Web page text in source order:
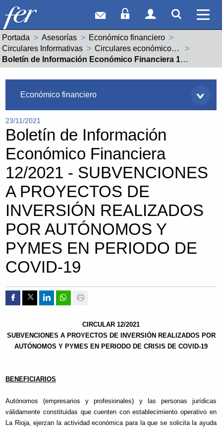
Correo webAcceso Socios
Acceso
Portada Asesorías
Económico financiero
Circulares Informativas
Circulares económico financieras año 2021
Actual:
Boletín de Información Económico Financiera 12/2021 - SUBVENCIONES A PROYECTOS DE INVERSIÓN REALIZADOS POR AUTÓNOMOS Y PYMES EN PERIODO DE COVID-19
Económico financiero
23/11/2021
Boletín de Información
Económico Financiera
12/2021 - SUBVENCIONES
A PROYECTOS DE
INVERSIÓN REALIZADOS
POR AUTÓNOMOS Y
PYMES EN PERIODO DE
COVID-19
Compartir por Facebook
Compartir por Twitter
Compartir por Linkedin
Compartir por whatsapp
Imprimir
CIRCULAR 12/2021
SUBVENCIONES A PROYECTOS DE INVERSIÓN REALIZADOS POR
AUTÓNOMOS Y PYMES EN PERIODO DE CRISIS DE COVID-19
BENEFICIARIOS
Autónomos (empresarios y profesionales) y las personas jurídicas
válidamente constituidas que cuenten con establecimiento operativo en
La Rioja, ejerzan la actividad económica para la que se solicita la ayuda